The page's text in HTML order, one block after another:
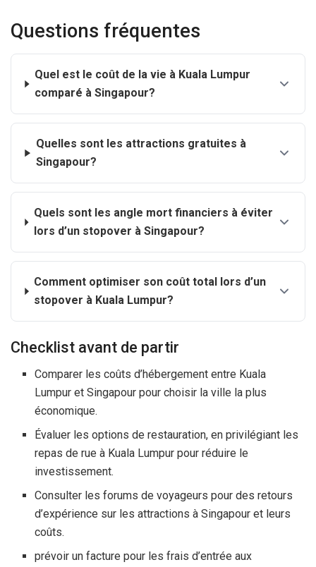
Questions fréquentes
Quel est le coût de la vie à Kuala Lumpur
comparé à Singapour?
Quelles sont les attractions gratuites à
Singapour?
Quels sont les angle mort financiers à éviter
lors d’un stopover à Singapour?
Comment optimiser son coût total lors d’un
stopover à Kuala Lumpur?
Checklist avant de partir
Comparer les coûts d’hébergement entre Kuala
Lumpur et Singapour pour choisir la ville la plus
économique.
Évaluer les options de restauration, en privilégiant les
repas de rue à Kuala Lumpur pour réduire le
investissement.
Consulter les forums de voyageurs pour des retours
d’expérience sur les attractions à Singapour et leurs
coûts.
prévoir un facture pour les frais d’entrée aux